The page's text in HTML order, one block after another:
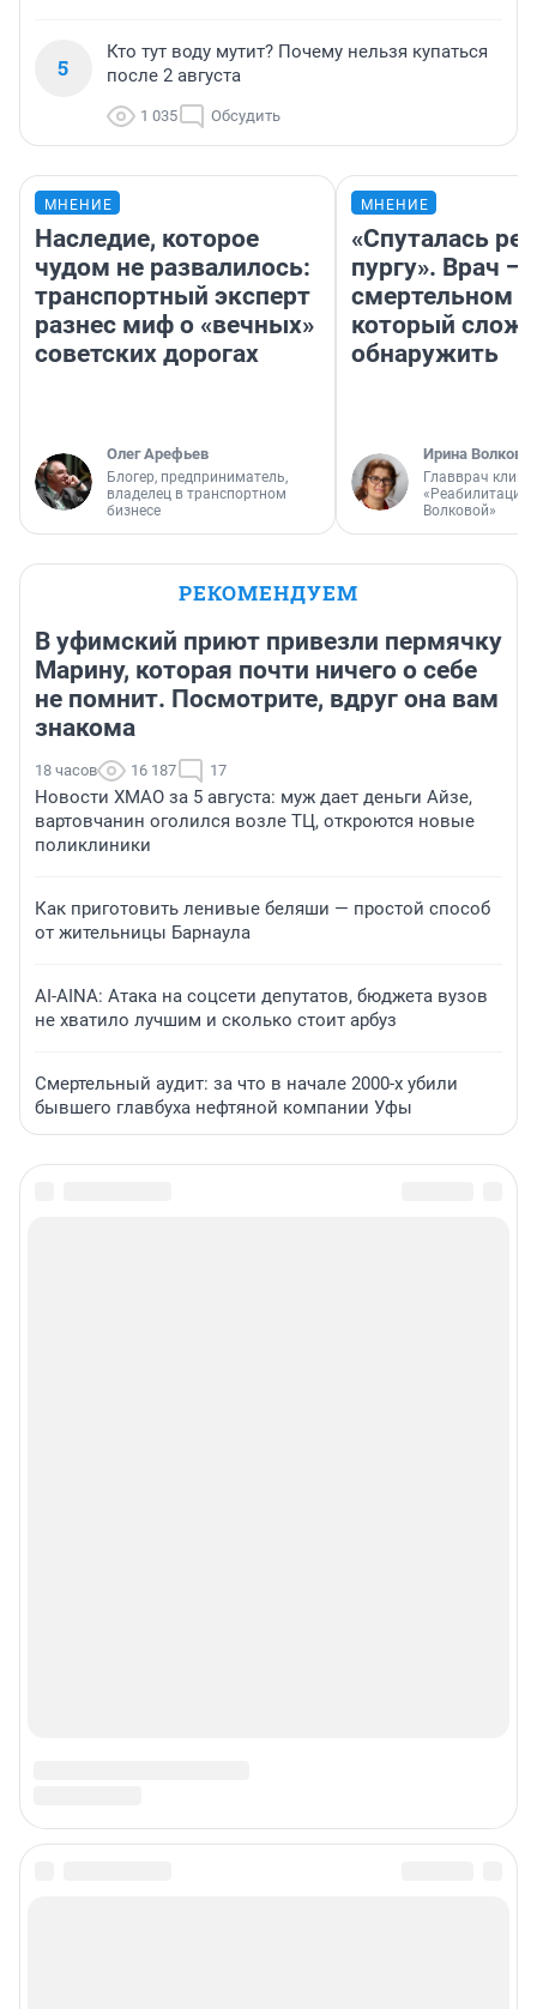
5
Кто тут воду мутит? Почему нельзя купаться
после 2 августа
1 035 Обсудить
МНЕНИЕ
Наследие, которое
чудом не развалилось:
транспортный эксперт
разнес миф о «вечных»
советских дорогах
Олег Арефьев
Блогер, предприниматель,
владелец в транспортном
бизнесе
МНЕНИЕ
«Спуталась
пургу». Врач —
смертельном
который
обнаружить
Ирина Волкова
Главврач
«Реабилитация
Волковой»
РЕКОМЕНДУЕМ
В уфимский приют привезли пермячку
Марину, которая почти ничего о себе
не помнит. Посмотрите, вдруг она вам
знакома
18 часов 16 187 17
Новости ХМАО за 5 августа: муж дает деньги Айзе,
вартовчанин оголился возле ТЦ, откроются новые
поликлиники
Как приготовить ленивые беляши — простой способ
от жительницы Барнаула
AI-AINA: Атака на соцсети депутатов, бюджета вузов
не хватило лучшим и сколько стоит арбуз
Смертельный аудит: за что в начале 2000-х убили
бывшего главбуха нефтяной компании Уфы